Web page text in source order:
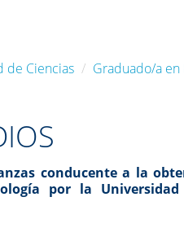
de Ciencias Graduado/a en
conducente a la
por la